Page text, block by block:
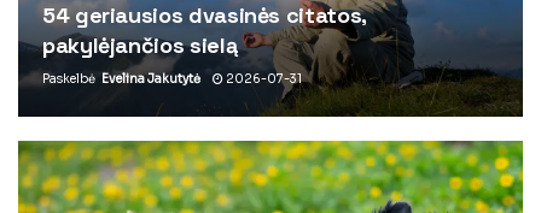
54 geriausios dvasinės citatos,
pakylėjančios sielą
Paskelbė Evelina Jakutytė 2026-07-31